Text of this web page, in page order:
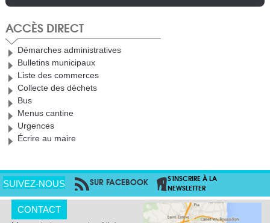
ACCÈS DIRECT
Démarches administratives
Bulletins municipaux
Liste des commerces
Collecte des déchets
Bus
Menus cantine
Urgences
Écrire au maire
SUIVEZ-NOUS SUR FACEBOOK
PAR RSS
S'INSCRIRE À LA
NEWSLETTER
CONTACT